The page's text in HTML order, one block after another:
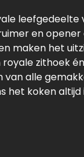
leefgedeelte
en
maken het
zithoek
van alle
het koken
twee goede